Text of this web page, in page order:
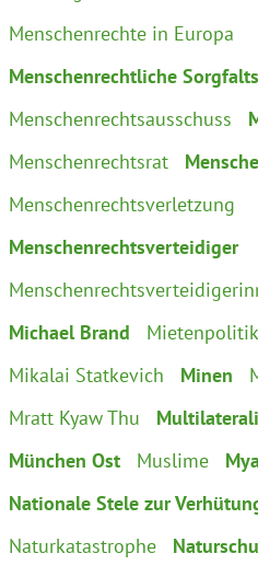
Menschenrechte in Europa
Menschenrechtliche
Menschenrechtsausschuss
Menschenrechtsrat
Menschenrechtsverletzung
Menschenrechtsverteidiger
Michael Brand
Mietenpolitik
Mikalai Statkevich
Minen
Mratt Kyaw Thu
München Ost
Muslime
Nationale Stele zur
Naturkatastrophe